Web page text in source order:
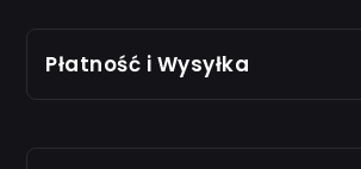
(+48) 888 561 463
na e-maile odpisujemy od 8.00 do 16.00
Płatność i Wysyłka